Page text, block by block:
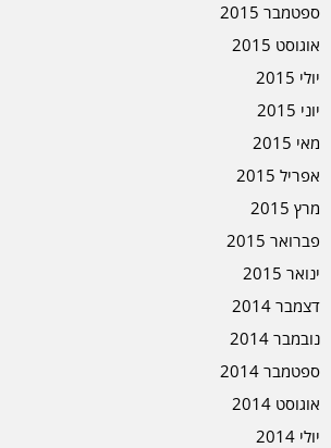
ספטמבר 2015
אוגוסט 2015
יולי 2015
יוני 2015
מאי 2015
אפריל 2015
מרץ 2015
פברואר 2015
ינואר 2015
דצמבר 2014
נובמבר 2014
ספטמבר 2014
אוגוסט 2014
יולי 2014